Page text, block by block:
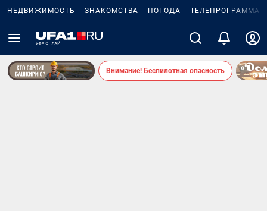
НЕДВИЖИМОСТЬ ЗНАКОМСТВА ПОГОДА ТЕЛЕПРОГРАММА
Внимание! Беспилотная опасность